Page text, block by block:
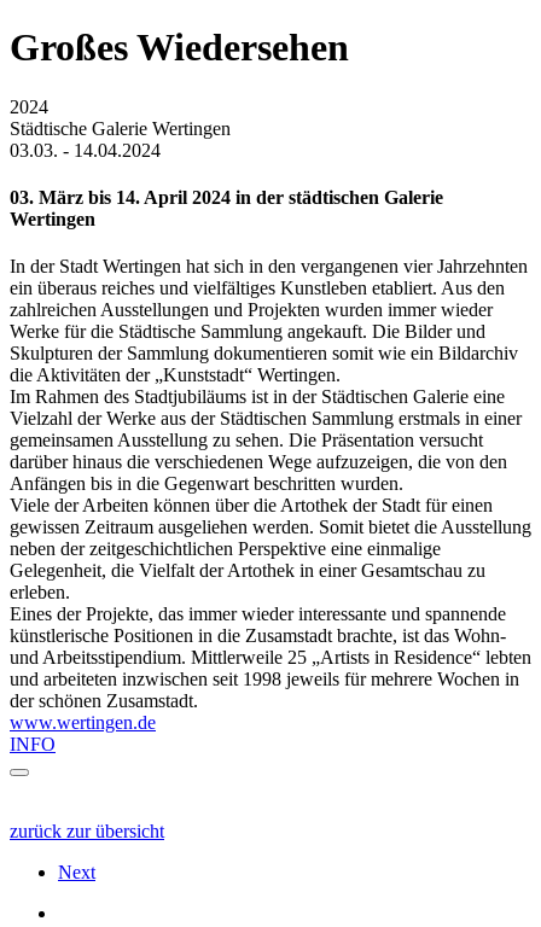
Großes Wiedersehen
2024
Städtische Galerie Wertingen
03.03. - 14.04.2024
03. März bis 14. April 2024 in der städtischen Galerie
Wertingen
In der Stadt Wertingen hat sich in den vergangenen vier Jahrzehnten
ein überaus reiches und vielfältiges Kunstleben etabliert. Aus den
zahlreichen Ausstellungen und Projekten wurden immer wieder
Werke für die Städtische Sammlung angekauft. Die Bilder und
Skulpturen der Sammlung dokumentieren somit wie ein Bildarchiv
die Aktivitäten der „Kunststadt“ Wertingen.
Im Rahmen des Stadtjubiläums ist in der Städtischen Galerie eine
Vielzahl der Werke aus der Städtischen Sammlung erstmals in einer
gemeinsamen Ausstellung zu sehen. Die Präsentation versucht
darüber hinaus die verschiedenen Wege aufzuzeigen, die von den
Anfängen bis in die Gegenwart beschritten wurden.
Viele der Arbeiten können über die Artothek der Stadt für einen
gewissen Zeitraum ausgeliehen werden. Somit bietet die Ausstellung
neben der zeitgeschichtlichen Perspektive eine einmalige
Gelegenheit, die Vielfalt der Artothek in einer Gesamtschau zu
erleben.
Eines der Projekte, das immer wieder interessante und spannende
künstlerische Positionen in die Zusamstadt brachte, ist das Wohn-
und Arbeitsstipendium. Mittlerweile 25 „Artists in Residence“ lebten
und arbeiteten inzwischen seit 1998 jeweils für mehrere Wochen in
der schönen Zusamstadt.
www.wertingen.de
INFO
zurück zur übersicht
Next